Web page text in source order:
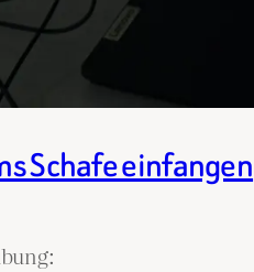
Schafe einfangen